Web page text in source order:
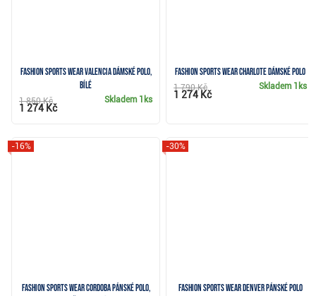
Fashion Sports Wear Valencia dámské polo,
bílé
Skladem 1ks
1 850 Kč
1 274 Kč
Fashion Sports Wear Charlote dámské polo
Skladem 1ks
1 790 Kč
1 274 Kč
Fashion sports wear Cordoba pánské polo,
-16%
Fashion sports wear DENVER pánské polo
-30%